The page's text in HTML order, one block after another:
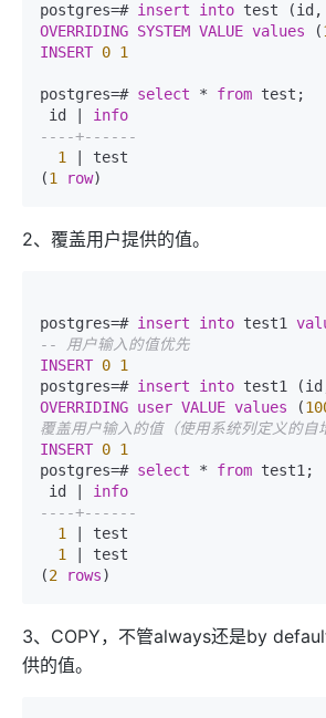
postgres=# insert into test (id,
OVERRIDING SYSTEM VALUE values (
INSERT 0 1
postgres=# select * from test;
id | info
----+------
1
| test
(1 row
2、覆盖用户提供的值。
postgres=# insert into test1
-- 用户输入的值优先
INSERT 0 1
postgres=# insert into test1
OVERRIDING user VALUE values (
覆盖用户输入的值（使用系统列定义的
INSERT 0 1
postgres=# select * from test1;
id | info
----+------
1
| test
1
| test
(2 rows
3、COPY，不管always还是by
供的值。